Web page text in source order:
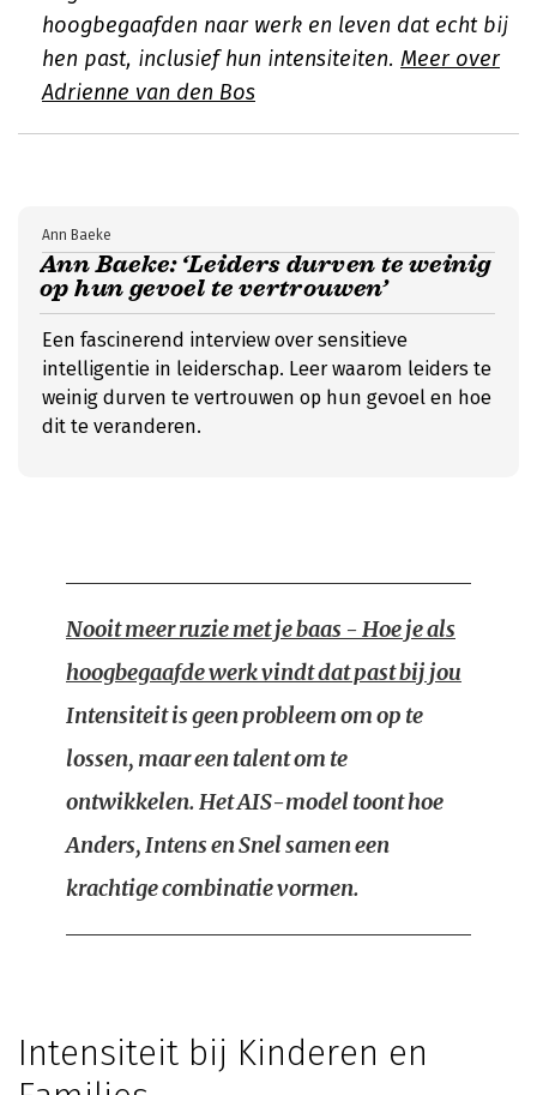
hoogbegaafden naar werk en leven dat echt bij
hen past, inclusief hun intensiteiten. Meer over
Adrienne van den Bos
Ann Baeke: ‘Leiders durven te weinig
op hun gevoel te vertrouwen’
Ann Baeke
Een fascinerend interview over sensitieve
intelligentie in leiderschap. Leer waarom leiders te
weinig durven te vertrouwen op hun gevoel en hoe
dit te veranderen.
Nooit meer ruzie met je baas - Hoe je als
hoogbegaafde werk vindt dat past bij jou
Intensiteit is geen probleem om op te
lossen, maar een talent om te
ontwikkelen. Het AIS-model toont hoe
Anders, Intens en Snel samen een
krachtige combinatie vormen.
Intensiteit bij Kinderen en